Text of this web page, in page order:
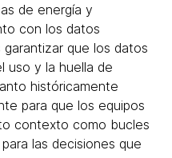
de energía y
con los datos
que los datos
uso y la huella de
históricamente
para que los equipos
contexto como bucles
las decisiones que